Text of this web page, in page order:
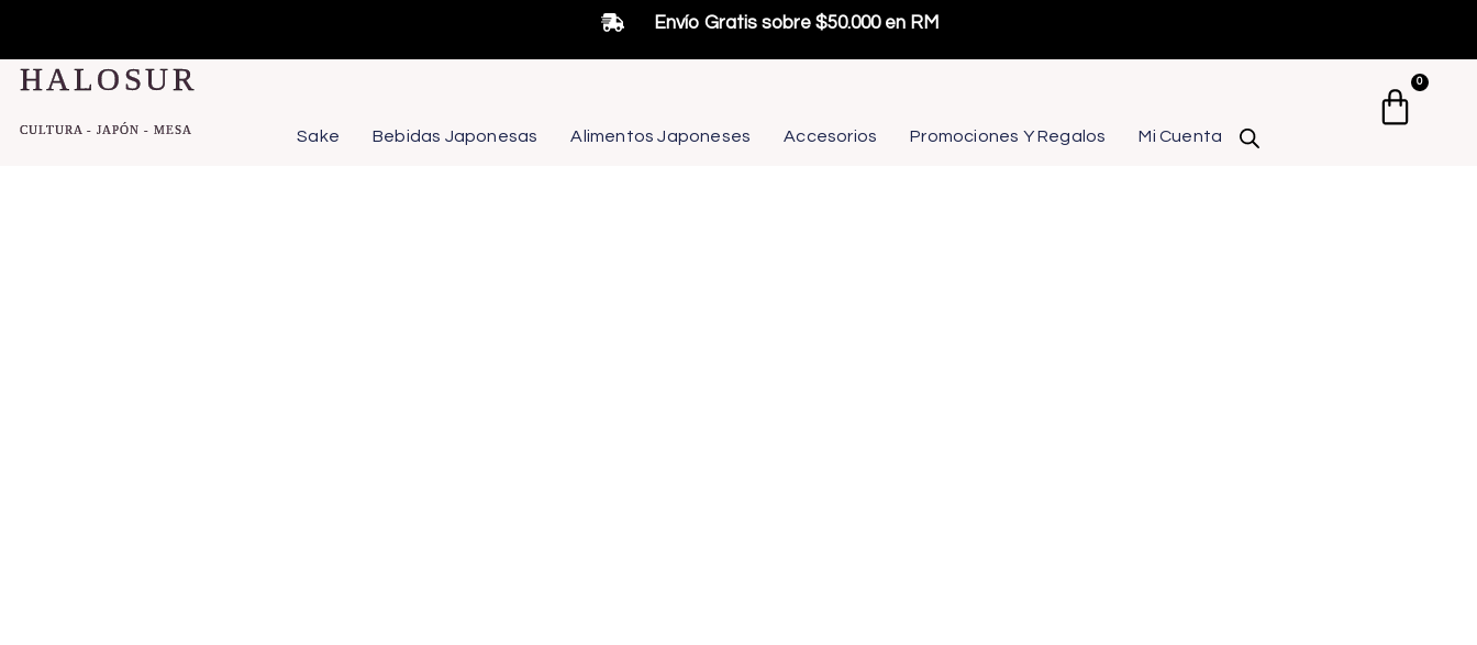
contenido
Envío Gratis sobre $50.000 en RM
HALOSUR
CULTURA - JAPÓN - MESA Sake Bebidas Japonesas Alimentos Japoneses Accesorios Promociones Y Regalos Mi Cuenta
0